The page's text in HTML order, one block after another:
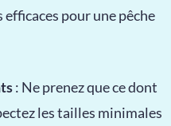
pour une pêche
: Ne prenez que ce dont
les tailles minimales